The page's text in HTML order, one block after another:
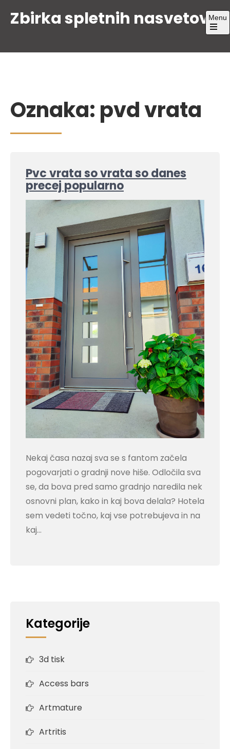
Zbirka spletnih nasvetovMenu
Open
main
Oznaka: pvd vrata
Pvc vrata so vrata so danes
precej popularno
Nekaj časa nazaj sva se s fantom začela
pogovarjati o gradnji nove hiše. Odločila sva
se, da bova pred samo gradnjo naredila nek
osnovni plan, kako in kaj bova delala? Hotela
sem vedeti točno, kaj vse potrebujeva in na
kaj…
Kategorije
3d tisk
Access bars
Artmature
Artritis